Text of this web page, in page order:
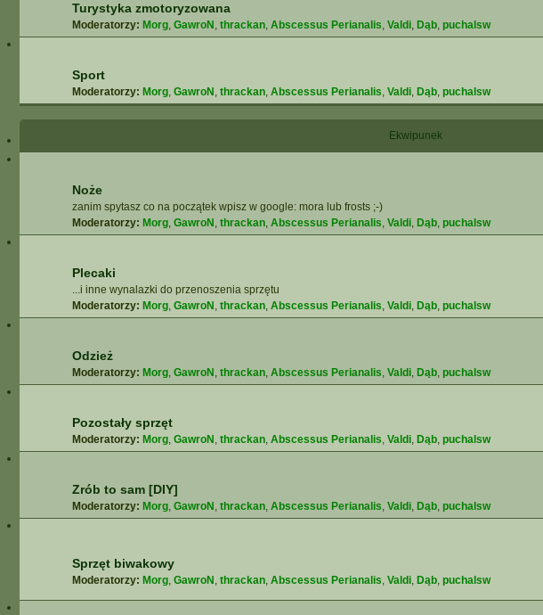
Turystyka zmotoryzowana
Moderatorzy: Morg, GawroN , thrackan, Abscessus Perianalis, Valdi, Dąb, puchalsw
Sport
Moderatorzy: Morg, GawroN , thrackan, Abscessus Perianalis, Valdi, Dąb, puchalsw
Ekwipunek
Noże
zanim spytasz co na początek wpisz w google: mora lub frosts ;-)
Moderatorzy: Morg, GawroN , thrackan, Abscessus Perianalis, Valdi, Dąb, puchalsw
Plecaki
...i inne wynalazki do przenoszenia sprzętu
Moderatorzy: Morg, GawroN , thrackan, Abscessus Perianalis, Valdi, Dąb, puchalsw
Odzież
Moderatorzy: Morg, GawroN , thrackan, Abscessus Perianalis, Valdi, Dąb, puchalsw
Pozostały sprzęt
Moderatorzy: Morg, GawroN , thrackan, Abscessus Perianalis, Valdi, Dąb, puchalsw
Zrób to sam [DIY]
Moderatorzy: Morg, GawroN , thrackan, Abscessus Perianalis, Valdi, Dąb, puchalsw
Sprzęt biwakowy
Moderatorzy: Morg, GawroN , thrackan, Abscessus Perianalis, Valdi, Dąb, puchalsw